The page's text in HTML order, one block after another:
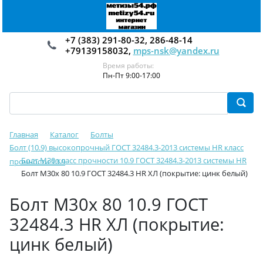
+7 (383) 291-80-32, 286-48-14
+79139158032, mps-nsk@yandex.ru
Время работы:
Пн-Пт 9:00-17:00
Главная Каталог
Болты
Болт (10.9) высокопрочный ГОСТ 32484.3-2013 системы HR класс
прочности 10.9
Болт М30 класс прочности 10.9 ГОСТ 32484.3-2013 системы HR
Болт М30х 80 10.9 ГОСТ 32484.3 HR ХЛ (покрытие: цинк белый)
Болт М30х 80 10.9 ГОСТ
32484.3 HR ХЛ (покрытие:
цинк белый)